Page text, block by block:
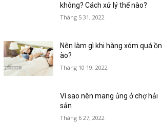
không? Cách xử lý thế nào?
Tháng 5 31, 2022
Nên làm gì khi hàng xóm quá ồn
ào?
Tháng 10 19, 2022
Vì sao nên mang ủng ở chợ hải
sản
Tháng 6 27, 2022